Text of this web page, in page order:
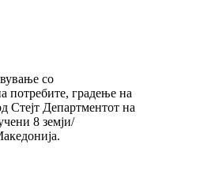
со
потребите, градење на
Стејт Департментот на
8 земји/